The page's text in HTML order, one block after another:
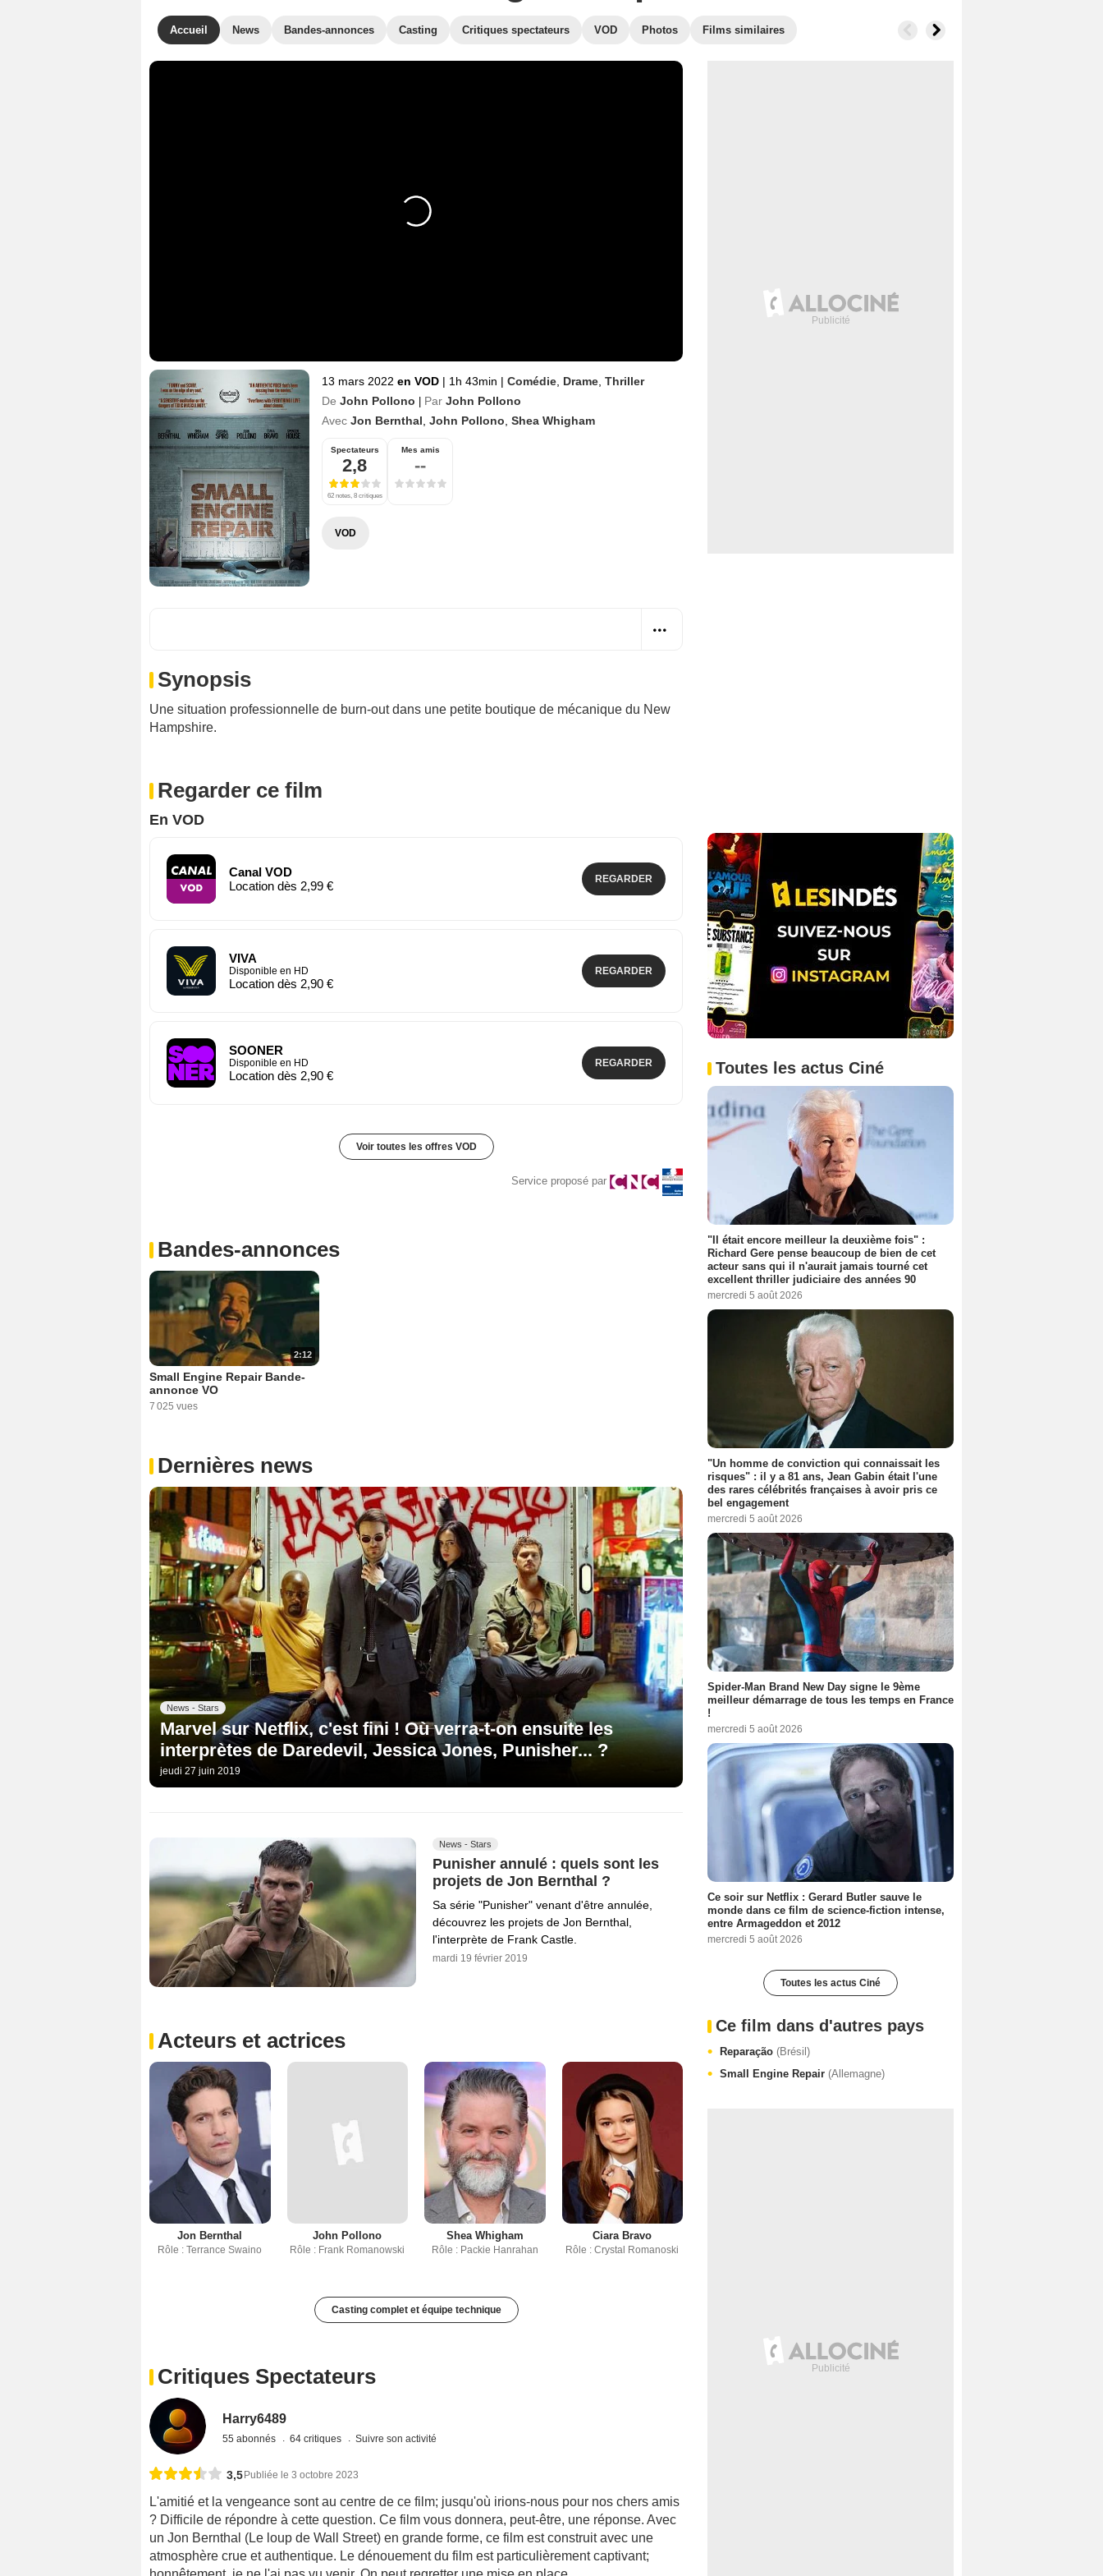
Accueil News Bandes-annonces Casting Critiques spectateurs VOD Photos Films similaires
13 mars 2022 en VOD | 1h 43min | Comédie Drame Thriller
De John Pollono | Par John Pollono
Avec Jon Bernthal John Pollono Shea Whigham
Spectateurs
2,8
62 notes, 8 critiques
Mes amis
--
VOD
Synopsis
Une situation professionnelle de burn-out dans une petite boutique de mécanique du New
Hampshire.
Regarder ce film
En VOD
Canal VOD
Location dès 2,99 €
REGARDER
VIVA
Disponible en HD
Location dès 2,90 €
REGARDER
SOONER
Disponible en HD
Location dès 2,90 €
REGARDER
Voir toutes les offres VOD
Service proposé par
Bandes-annonces
2:12
Small Engine Repair Bande-
annonce VO
7 025 vues
Dernières news
News - Stars
Marvel sur Netflix, c'est fini ! Où verra-t-on ensuite les
interprètes de Daredevil, Jessica Jones, Punisher... ?
jeudi 27 juin 2019
News - Stars
Punisher annulé : quels sont les
projets de Jon Bernthal ?
Sa série "Punisher" venant d'être annulée,
découvrez les projets de Jon Bernthal,
l'interprète de Frank Castle.
mardi 19 février 2019
Acteurs et actrices
Jon Bernthal
Rôle : Terrance Swaino
John Pollono
Rôle : Frank Romanowski
Shea Whigham
Rôle : Packie Hanrahan
Ciara Bravo
Rôle : Crystal Romanoski
Casting complet et équipe technique
Critiques Spectateurs
Harry6489
55 abonnés 64 critiques Suivre son activité
3,5 Publiée le 3 octobre 2023
L'amitié et la vengeance sont au centre de ce film; jusqu'où irions-nous pour nos chers amis
? Difficile de répondre à cette question. Ce film vous donnera, peut-être, une réponse. Avec
un Jon Bernthal (Le loup de Wall Street) en grande forme, ce film est construit avec une
atmosphère crue et authentique. Le dénouement du film est particulièrement captivant;
Toutes les actus Ciné
"Il était encore meilleur la deuxième fois" :
Richard Gere pense beaucoup de bien de cet
acteur sans qui il n'aurait jamais tourné cet
excellent thriller judiciaire des années 90
mercredi 5 août 2026
"Un homme de conviction qui connaissait les
risques" : il y a 81 ans, Jean Gabin était l'une
des rares célébrités françaises à avoir pris ce
bel engagement
mercredi 5 août 2026
Spider-Man Brand New Day signe le 9ème
meilleur démarrage de tous les temps en France
!
mercredi 5 août 2026
Ce soir sur Netflix : Gerard Butler sauve le
monde dans ce film de science-fiction intense,
entre Armageddon et 2012
mercredi 5 août 2026
Toutes les actus Ciné
Ce film dans d'autres pays
Reparação (Brésil)
Small Engine Repair (Allemagne)